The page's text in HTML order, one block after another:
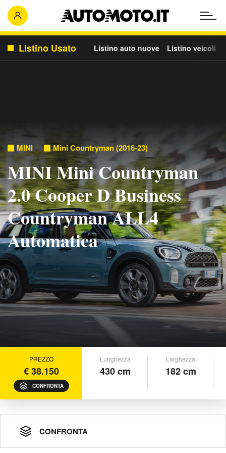
Listino Usato Listino auto nuove Listino veicoli
MINI Mini Countryman (2016-23)
MINI Mini Countryman
2.0 Cooper D Business
Countryman ALL4
Automatica
PREZZO
€ 38.150
CONFRONTA
Lunghezza
430 cm
Larghezza
182 cm
CONFRONTA